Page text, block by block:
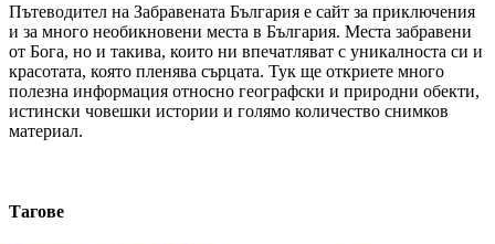
Пътеводител на Забравената България е сайт за приключения
и за много необикновени места в България. Места забравени
от Бога, но и такива, които ни впечатляват с уникалноста си и
красотата, която пленява сърцата. Тук ще откриете много
полезна информация относно географски и природни обекти,
истински човешки истории и голямо количество снимков
материал.
Тагове